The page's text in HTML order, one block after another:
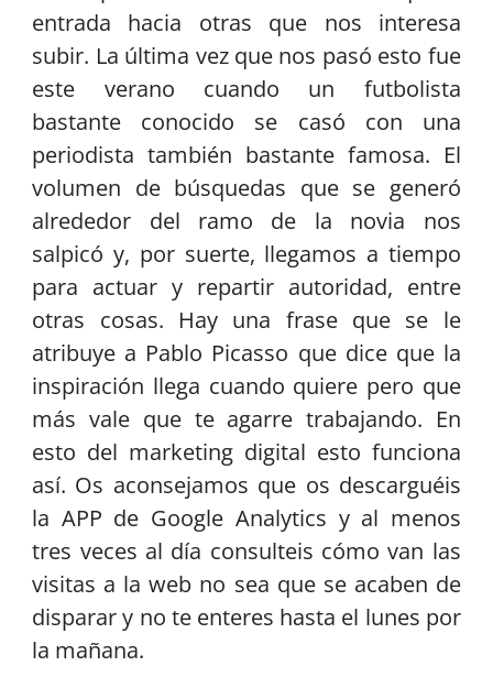
entrada hacia otras que nos interesa
subir. La última vez que nos pasó esto fue
este verano cuando un futbolista
bastante conocido se casó con una
periodista también bastante famosa. El
volumen de búsquedas que se generó
alrededor del ramo de la novia nos
salpicó y, por suerte, llegamos a tiempo
para actuar y repartir autoridad, entre
otras cosas. Hay una frase que se le
atribuye a Pablo Picasso que dice que la
inspiración llega cuando quiere pero que
más vale que te agarre trabajando. En
esto del marketing digital esto funciona
así. Os aconsejamos que os descarguéis
la APP de Google Analytics y al menos
tres veces al día consulteis cómo van las
visitas a la web no sea que se acaben de
disparar y no te enteres hasta el lunes por
la mañana.